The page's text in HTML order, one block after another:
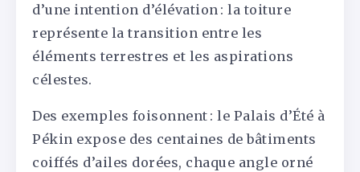
d’une intention d’élévation : la toiture
représente la transition entre les
éléments terrestres et les aspirations
célestes.
Des exemples foisonnent : le Palais d’Été à
Pékin expose des centaines de bâtiments
coiffés d’ailes dorées, chaque angle orné